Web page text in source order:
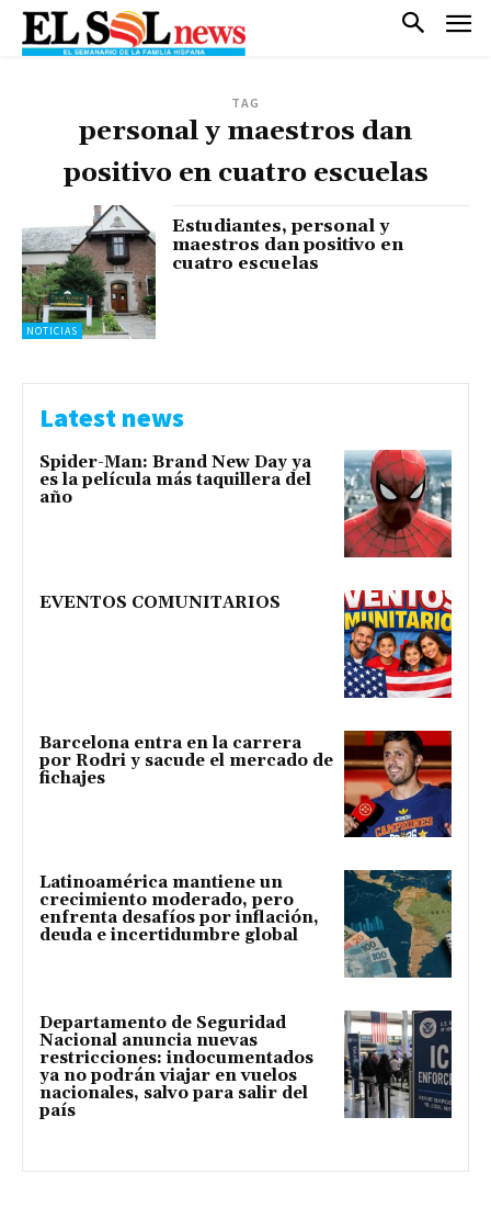
TAG
personal y maestros dan
positivo en cuatro escuelas
NOTICIAS
Estudiantes, personal y
maestros dan positivo en
cuatro escuelas
Latest news
Spider-Man: Brand New Day ya
es la película más taquillera del
año
EVENTOS COMUNITARIOS
Barcelona entra en la carrera
por Rodri y sacude el mercado de
fichajes
Latinoamérica mantiene un
crecimiento moderado, pero
enfrenta desafíos por inflación,
deuda e incertidumbre global
Departamento de Seguridad
Nacional anuncia nuevas
restricciones: indocumentados
ya no podrán viajar en vuelos
nacionales, salvo para salir del
país